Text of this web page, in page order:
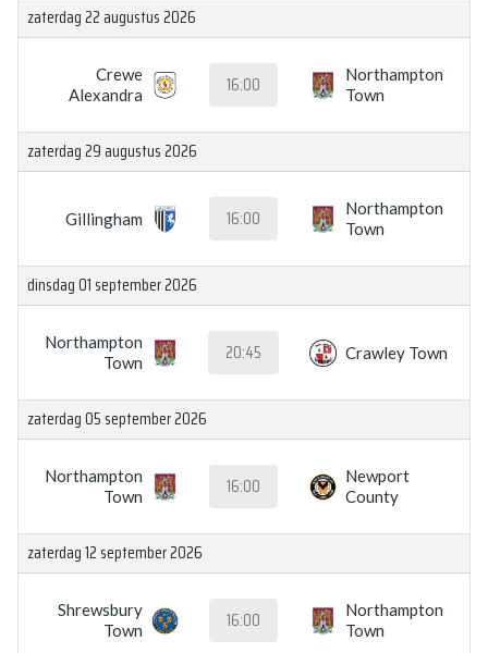
zaterdag 22 augustus 2026
Crewe
Alexandra
16:00
Northampton
Town
zaterdag 29 augustus 2026
Gillingham 16:00
Northampton
Town
dinsdag 01 september 2026
Northampton
Town
20:45 Crawley Town
zaterdag 05 september 2026
Northampton
Town
16:00
Newport
County
zaterdag 12 september 2026
Shrewsbury
Town
16:00
Northampton
Town